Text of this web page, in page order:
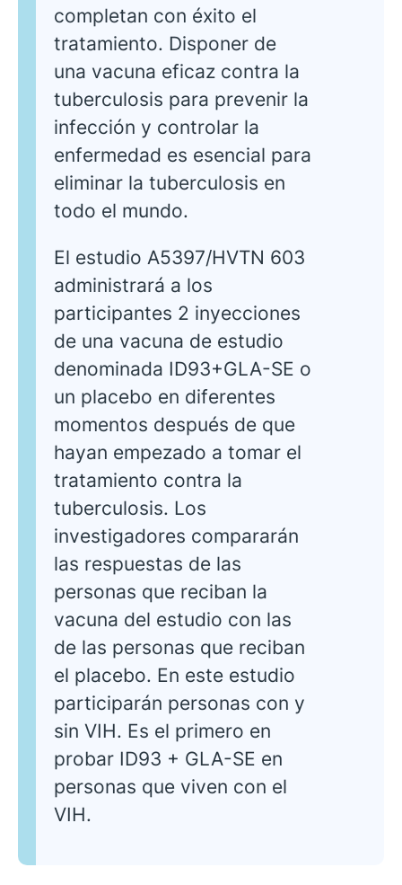
completan con éxito el
tratamiento. Disponer de
una vacuna eficaz contra la
tuberculosis para prevenir la
infección y controlar la
enfermedad es esencial para
eliminar la tuberculosis en
todo el mundo.
El estudio A5397/HVTN 603
administrará a los
participantes 2 inyecciones
de una vacuna de estudio
denominada ID93+GLA-SE o
un placebo en diferentes
momentos después de que
hayan empezado a tomar el
tratamiento contra la
tuberculosis. Los
investigadores compararán
las respuestas de las
personas que reciban la
vacuna del estudio con las
de las personas que reciban
el placebo. En este estudio
participarán personas con y
sin VIH. Es el primero en
probar ID93 + GLA-SE en
personas que viven con el
VIH.